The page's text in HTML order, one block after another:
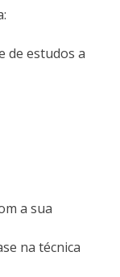
de estudos a
a sua
na técnica